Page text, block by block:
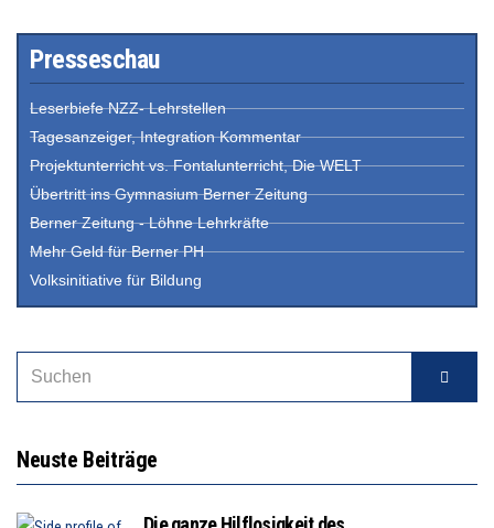
Presseschau
Leserbiefe NZZ- Lehrstellen
Tagesanzeiger, Integration Kommentar
Projektunterricht vs. Fontalunterricht, Die WELT
Übertritt ins Gymnasium Berner Zeitung
Berner Zeitung - Löhne Lehrkräfte
Mehr Geld für Berner PH
Volksinitiative für Bildung
Neuste Beiträge